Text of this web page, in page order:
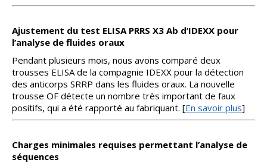
Ajustement du test ELISA PRRS X3 Ab d’IDEXX pour
l’analyse de fluides oraux
Pendant plusieurs mois, nous avons comparé deux
trousses ELISA de la compagnie IDEXX pour la détection
des anticorps SRRP dans les fluides oraux. La nouvelle
trousse OF détecte un nombre très important de faux
positifs, qui a été rapporté au fabriquant. [En savoir plus]
Charges minimales requises permettant l’analyse de
séquences